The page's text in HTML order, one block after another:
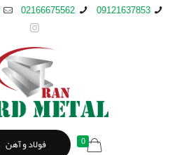
09121637853
02166675562
0 فولاد و آهن